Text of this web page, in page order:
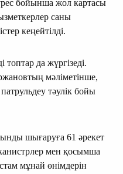
бойынша жол картасы
саны
кеңейтілді.
да жүргізеді.
мәліметінше,
тәулік бойы
шығаруға 61 әрекет
мен қосымша
мұнай өнімдерін